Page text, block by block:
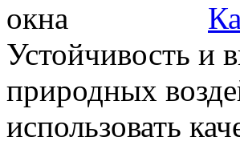
Устойчивость и
природных
использовать